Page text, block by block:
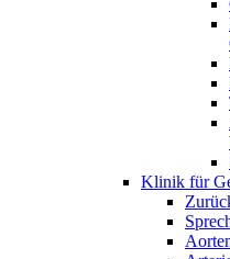
Klinik für